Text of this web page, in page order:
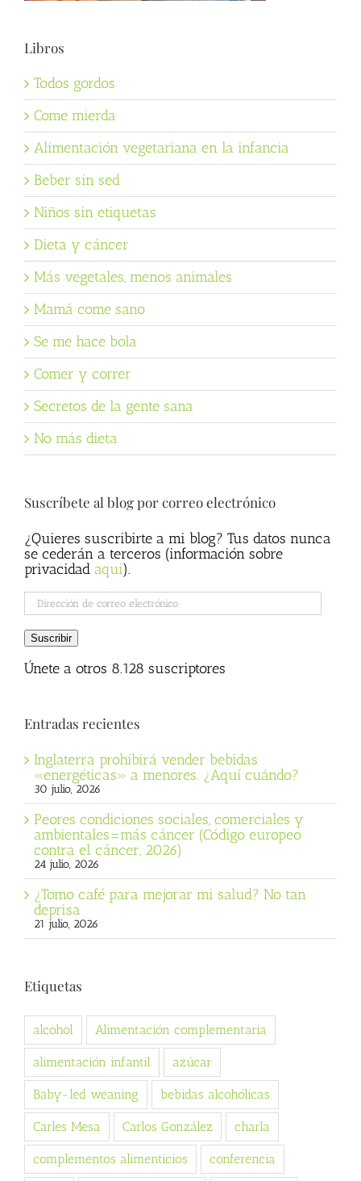
Libros
Todos gordos
Come mierda
Alimentación vegetariana en la infancia
Beber sin sed
Niños sin etiquetas
Dieta y cáncer
Más vegetales, menos animales
Mamá come sano
Se me hace bola
Comer y correr
Secretos de la gente sana
No más dieta
Suscríbete al blog por correo electrónico
¿Quieres suscribirte a mi blog? Tus datos nunca
se cederán a terceros (información sobre
privacidad aqui).
Dirección
de
correo
electrónico
Suscribir
Únete a otros 8.128 suscriptores
Entradas recientes
Inglaterra prohibirá vender bebidas
«energéticas» a menores. ¿Aquí cuándo?
30 julio, 2026
Peores condiciones sociales, comerciales y
ambientales=más cáncer (Código europeo
contra el cáncer, 2026)
24 julio, 2026
¿Tomo café para mejorar mi salud? No tan
deprisa
21 julio, 2026
Etiquetas
alcohol Alimentación complementaria
alimentación infantil azúcar
Baby-led weaning bebidas alcohólicas
Carles Mesa Carlos González charla
complementos alimenticios conferencia